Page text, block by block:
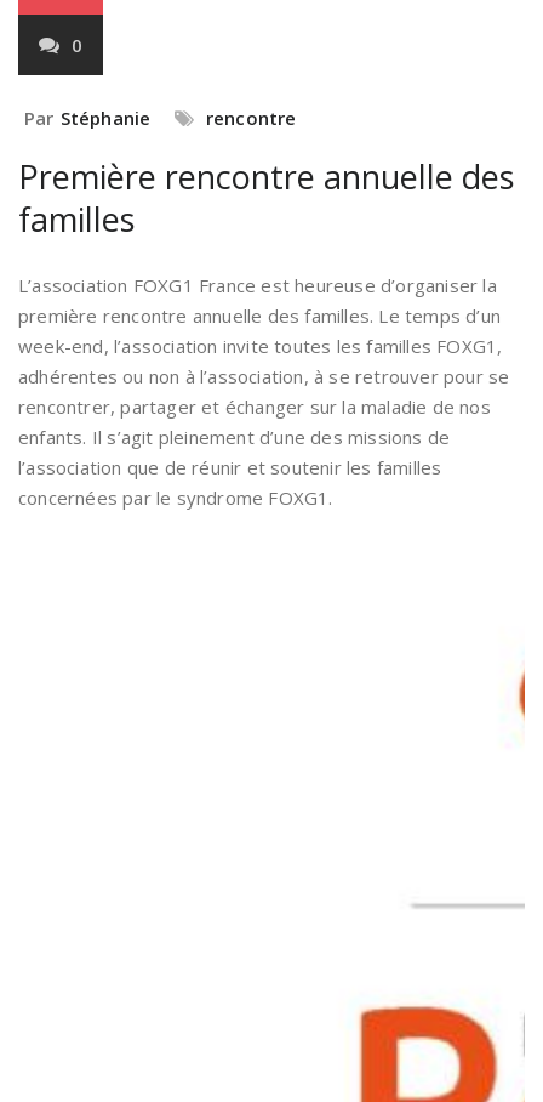
0
Par Stéphanie rencontre
Première rencontre annuelle des
familles
L’association FOXG1 France est heureuse d’organiser la
première rencontre annuelle des familles. Le temps d’un
week-end, l’association invite toutes les familles FOXG1,
adhérentes ou non à l’association, à se retrouver pour se
rencontrer, partager et échanger sur la maladie de nos
enfants. Il s’agit pleinement d’une des missions de
l’association que de réunir et soutenir les familles
concernées par le syndrome FOXG1.